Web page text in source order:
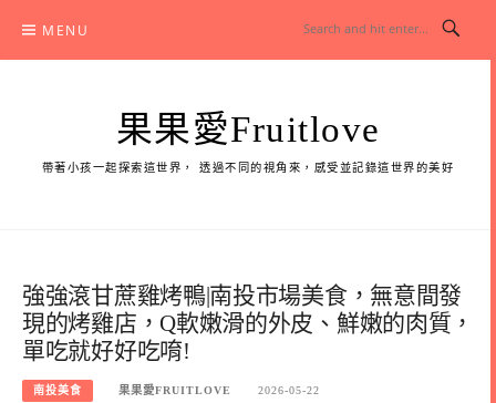
content
MENU
果果愛Fruitlove
帶著小孩一起探索這世界， 透過不同的視角來，感受並記錄這世界的美好
強強滾甘蔗雞烤鴨|南投市場美食，無意間發
現的烤雞店，Q軟嫩滑的外皮、鮮嫩的肉質，
單吃就好好吃唷!
南投美食 果果愛FRUITLOVE 2026-05-22